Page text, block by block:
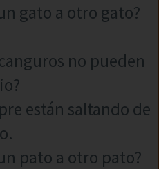
gato a otro gato?
no pueden
están saltando de
pato a otro pato?